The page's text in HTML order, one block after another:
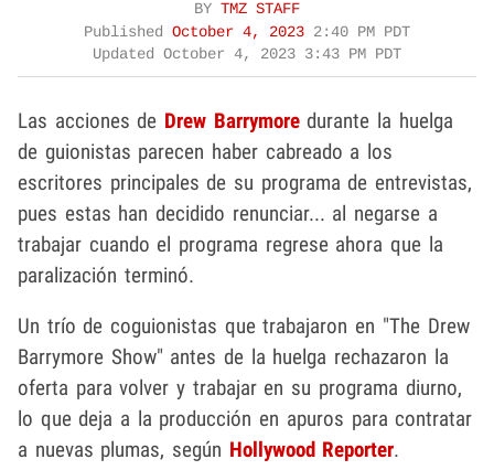
BY TMZ STAFF
Published October 4, 2023 2:40 PM PDT
Updated October 4, 2023 3:43 PM PDT
Las acciones de Drew Barrymoredurante la huelga
de guionistas parecen haber cabreado a los
escritores principales de su programa de entrevistas,
pues estas han decidido renunciar... al negarse a
trabajar cuando el programa regrese ahora que la
paralización terminó.
Un trío de coguionistas que trabajaron en "The Drew
Barrymore Show" antes de la huelga rechazaron la
oferta para volver y trabajar en su programa diurno,
lo que deja a la producción en apuros para contratar
a nuevas plumas, según Hollywood Reporter.